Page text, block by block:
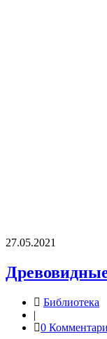
27.05.2021
Библиотека
|
0